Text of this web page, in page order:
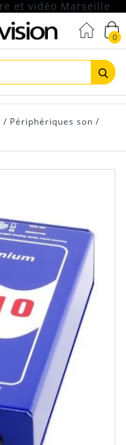
0
/ Périphériques son /